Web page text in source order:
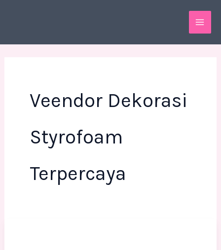
Veendor Dekorasi
Styrofoam
Terpercaya